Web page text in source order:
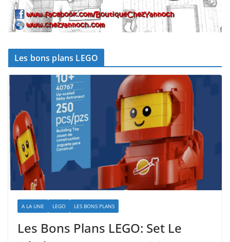
Les bons plans LEGO
A LA UNE LEGO LES BONS PLANS
Les Bons Plans LEGO: Set Le